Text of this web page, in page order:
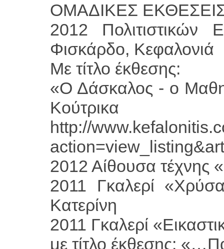
ΟΜΑΔΙΚΕΣ
2012 Πολιτιστικών
Φισκάρδο, Κεφαλονιά
Με τίτλο έκθεσης:
«Ο Δάσκαλος - ο
Κούτρικα
http://
2012 Αίθουσα
2011 Γκαλερί
Κατερίνη
2011 Γκαλερί
με τίτλο έκθεσης: